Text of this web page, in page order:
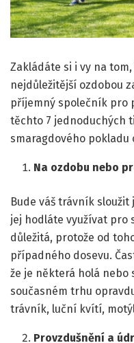
Zakládáte si i vy na
nejdůležitější ozdobou
příjemný společník pro
těchto 7 jednoduchých
smaragdového pokladu
Na ozdobu nebo
Bude váš trávník
jej hodláte využívat pro
důležitá, protože od
případného dosevu.
že je některá holá nebo
současném trhu
trávník, luční kvítí,
Provzdušnění a